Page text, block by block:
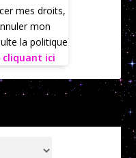
mes droits,
mon
la politique
cliquant ici